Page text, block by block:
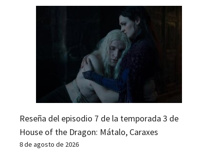
Reseña del episodio 7 de la temporada 3 de
House of the Dragon: Mátalo, Caraxes
8 de agosto de 2026